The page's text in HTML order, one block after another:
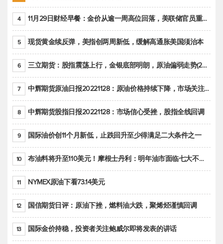
4 11月29日财经早餐：金价从逾一周高位回落，美联储官员重申鹰派立场推动美元回升
5 现货黄金续反弹，美指创两周新低，缓解高通胀美国须治本
6 三立期货：股指震荡上行，金银底部明朗，原油偏弱走势(20221128收评)
7 中辉期货原油日报20221128：原油价格持续下降，市场关注OPEC+新一轮产能政策
8 中辉期货股指日报20221128：市场信心受挫，股指全线回调
9 国际油价创11个月新低，止跌回升至少得满足二大条件之一
10 布油料将升至110美元！摩根士丹利：明年油市面临七大不确定性
11 NYMEX原油下看73.14美元
12 国信期货日评：原油下挫，燃料油大跌，聚烯烃谨慎回调
13 国际金价持稳，投资者关注鲍威尔即将发表的讲话